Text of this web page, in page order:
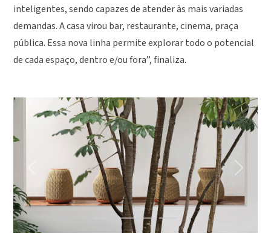
inteligentes, sendo capazes de atender às mais variadas
demandas. A casa virou bar, restaurante, cinema, praça
pública. Essa nova linha permite explorar todo o potencial
de cada espaço, dentro e/ou fora”, finaliza.
Next